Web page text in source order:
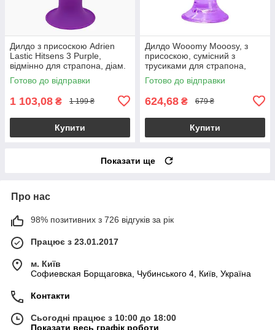
Дилдо з присоскою Adrien
Lastic Hitsens 3 Purple,
відмінно для страпона, діам.
4,1см, довжина 18,2см
Готово до відправки
1 103,08 ₴ 1 199 ₴
Купити
Дилдо Wooomy Mooosy, з
присоскою, сумісний з
трусиками для страпона,
довжина 18 см, діаметр 4,5
см
Готово до відправки
624,68 ₴ 679 ₴
Купити
Показати ще
Про нас
98% позитивних з 726 відгуків за рік
Працює з 23.01.2017
м. Київ
Софиевская Борщаговка, Чубинського 4, Київ, Україна
Контакти
Сьогодні працює з 10:00 до 18:00
Показати весь графік роботи